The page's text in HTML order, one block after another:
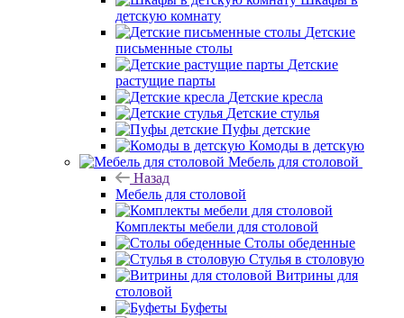
детскую комнату
Детские
письменные столы
Детские
растущие парты
Детские кресла
Детские стулья
Пуфы детские
Комоды в детскую
Мебель для столовой
Назад
Мебель для столовой
Комплекты мебели для столовой
Столы обеденные
Стулья в столовую
Витрины для
столовой
Буфеты